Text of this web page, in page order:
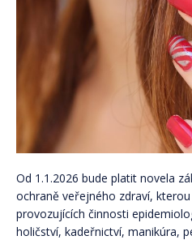
Od 1.1.2026 bude platit novela
ochraně veřejného zdraví,
provozujících činnosti
holičství, kadeřnictví, manikúra,